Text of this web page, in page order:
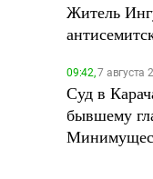
Житель
09:42,7 августа
Суд в
бывшему